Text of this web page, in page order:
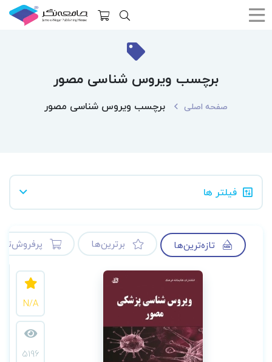
برچسب ویروس شناسی مصور
صفحه اصلی برچسب ویروس شناسی مصور
فیلتر ها
تازه‌ترین‌ها برترین‌ها
N/A
5196